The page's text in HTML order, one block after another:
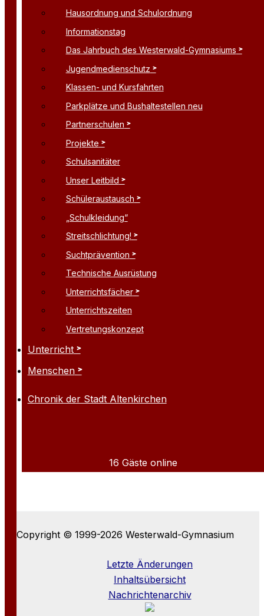
Hausordnung und Schulordnung
Informationstag
Das Jahrbuch des Westerwald-Gymnasiums
Jugendmedienschutz
Klassen- und Kursfahrten
Parkplätze und Bushaltestellen neu
Partnerschulen
Projekte
Schulsanitäter
Unser Leitbild
Schüleraustausch
„Schulkleidung“
Streitschlichtung!
Suchtprävention
Technische Ausrüstung
Unterrichtsfächer
Unterrichtszeiten
Vertretungskonzept
Unterricht
Menschen
Chronik der Stadt Altenkirchen
16 Gäste online
Copyright © 1999-2026 Westerwald-Gymnasium
Letzte Änderungen
Inhaltsübersicht
Nachrichtenarchiv